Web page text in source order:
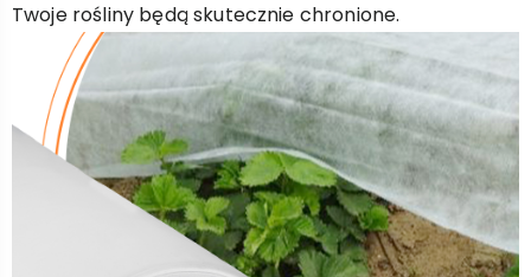
Twoje rośliny będą skutecznie chronione.